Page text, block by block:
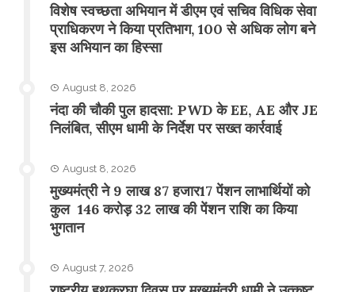
विशेष स्वच्छता अभियान में डीएम एवं सचिव विधिक सेवा
प्राधिकरण ने किया प्रतिभाग, 100 से अधिक लोग बने
इस अभियान का हिस्सा
August 8, 2026
नंदा की चौकी पुल हादसा: PWD के EE, AE और JE
निलंबित, सीएम धामी के निर्देश पर सख्त कार्रवाई
August 8, 2026
मुख्यमंत्री ने 9 लाख 87 हजार17 पेंशन लाभार्थियों को
कुल 146 करोड़ 32 लाख की पेंशन राशि का किया
भुगतान
August 7, 2026